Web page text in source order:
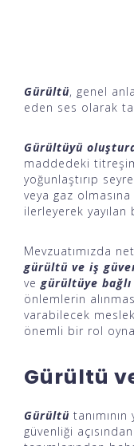
Gürültü, genel
eden ses olarak
Gürültüyü
maddedeki
yoğunlaştırıp
veya gaz
ilerleyerek
Mevzuatımızda
gürültü ve iş
vegürültüye
önlemlerin
varabilecek
önemli bir rol
Gürültü
Gürültü
güvenliği